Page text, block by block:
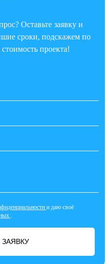
Оставьте заявку и
сроки, подскажем по
проекта!
и даю своё
.